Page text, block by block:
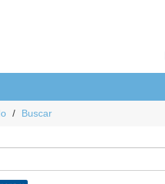
Buscar